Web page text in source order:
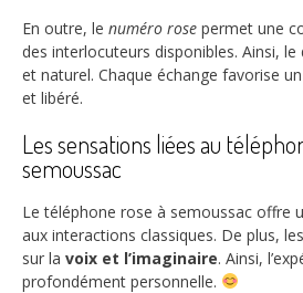
En outre, le numéro rose permet une
des interlocuteurs disponibles. Ainsi,
et naturel. Chaque échange favorise un
et libéré.
Les sensations liées au
semoussac
Le téléphone rose à semoussac offre
aux interactions classiques. De plus,
sur la voix et l’imaginaire. Ainsi,
profondément personnelle.